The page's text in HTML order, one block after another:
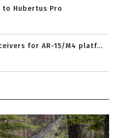
to Hubertus Pro
for AR-15/M4 platf...